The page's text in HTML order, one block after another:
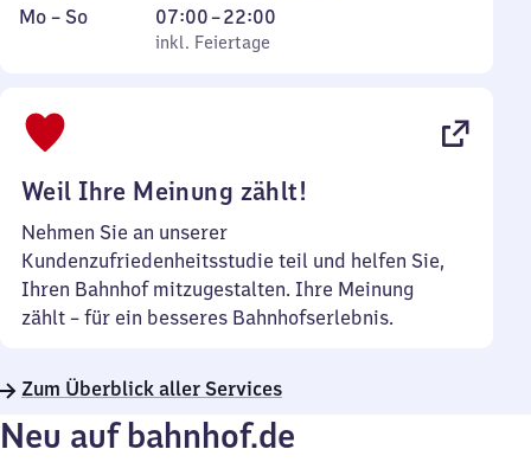
Montag
Mo – So,
inkl. Feiertage
07:00–22:00
Von
7
inkl. Feiertage
Weil Ihre Meinung zählt!
Nehmen Sie an unserer
Kundenzufriedenheitsstudie teil und helfen Sie,
Ihren Bahnhof mitzugestalten. Ihre Meinung
zählt – für ein besseres Bahnhofserlebnis.
Zum Überblick aller Services
Neu auf bahnhof.de